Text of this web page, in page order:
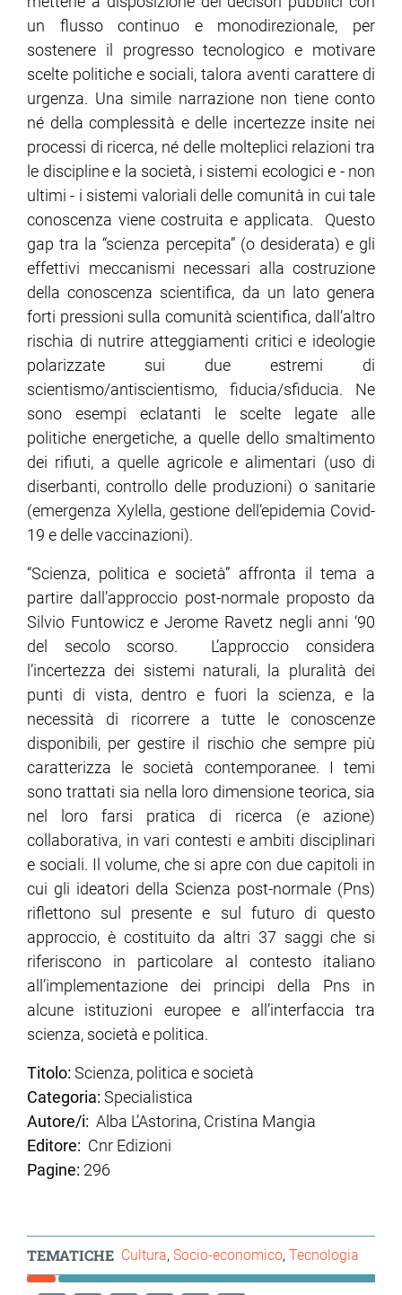
un flusso continuo e monodirezionale, per
sostenere il progresso tecnologico e motivare
scelte politiche e sociali, talora aventi carattere di
urgenza. Una simile narrazione non tiene conto
né della complessità e delle incertezze insite nei
processi di ricerca, né delle molteplici relazioni tra
le discipline e la società, i sistemi ecologici e - non
ultimi - i sistemi valoriali delle comunità in cui tale
conoscenza viene costruita e applicata. Questo
gap tra la “scienza percepita” (o desiderata) e gli
effettivi meccanismi necessari alla costruzione
della conoscenza scientifica, da un lato genera
forti pressioni sulla comunità scientifica, dall’altro
rischia di nutrire atteggiamenti critici e ideologie
polarizzate sui due estremi di
scientismo/antiscientismo, fiducia/sfiducia. Ne
sono esempi eclatanti le scelte legate alle
politiche energetiche, a quelle dello smaltimento
dei rifiuti, a quelle agricole e alimentari (uso di
diserbanti, controllo delle produzioni) o sanitarie
(emergenza Xylella, gestione dell’epidemia Covid-
19 e delle vaccinazioni).
“Scienza, politica e società” affronta il tema a
partire dall’approccio post-normale proposto da
Silvio Funtowicz e Jerome Ravetz negli anni ‘90
del secolo scorso. L’approccio considera
l’incertezza dei sistemi naturali, la pluralità dei
punti di vista, dentro e fuori la scienza, e la
necessità di ricorrere a tutte le conoscenze
disponibili, per gestire il rischio che sempre più
caratterizza le società contemporanee. I temi
sono trattati sia nella loro dimensione teorica, sia
nel loro farsi pratica di ricerca (e azione)
collaborativa, in vari contesti e ambiti disciplinari
e sociali. Il volume, che si apre con due capitoli in
cui gli ideatori della Scienza post-normale (Pns)
riflettono sul presente e sul futuro di questo
approccio, è costituito da altri 37 saggi che si
riferiscono in particolare al contesto italiano
all’implementazione dei principi della Pns in
alcune istituzioni europee e all’interfaccia tra
scienza, società e politica.
Titolo: Scienza, politica e società
Categoria: Specialistica
Autore/i: Alba L’Astorina, Cristina Mangia
Editore: Cnr Edizioni
Pagine: 296
TEMATICHE Cultura Socio-economico Tecnologia